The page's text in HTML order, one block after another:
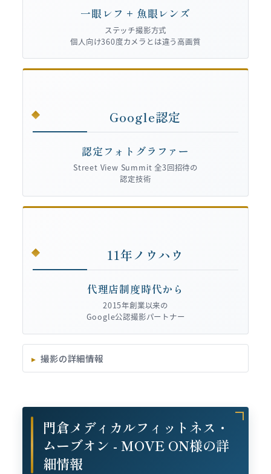
一眼レフ + 魚眼レンズ
ステッチ撮影方式
個人向け360度カメラとは違う高画質
Google認定
認定フォトグラファー
Street View Summit 全3回招待の
認定技術
11年ノウハウ
代理店制度時代から
2015年創業以来の
Google公認撮影パートナー
撮影の詳細情報
門倉メディカルフィットネス・
ムーブオン - MOVE ON様の詳
細情報